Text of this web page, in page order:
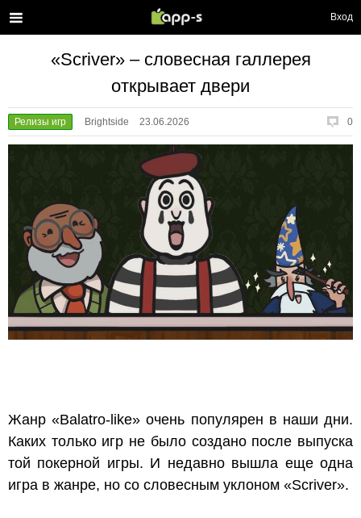
Вход
«Scriver» – словесная галлерея
открывает двери
Релизы игр Brightside 23.06.2026 0
Жанр «Balatro-like» очень популярен в наши дни.
Каких только игр не было создано после выпуска
той покерной игры. И недавно вышла еще одна
игра в жанре, но со словесным уклоном «Scriver».